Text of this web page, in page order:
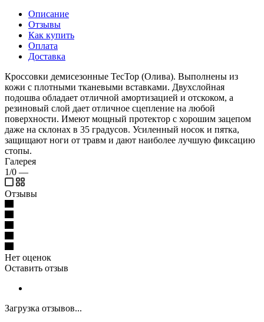
Описание
Отзывы
Как купить
Оплата
Доставка
Кроссовки демисезонные ТесТор (Олива). Выполнены из
кожи с плотными тканевыми вставками. Двухслойная
подошва обладает отличной амортизацией и отскоком, а
резиновый слой дает отличное сцепление на любой
поверхности. Имеют мощный протектор с хорошим зацепом
даже на склонах в 35 градусов. Усиленный носок и пятка,
защищают ноги от травм и дают наиболее лучшую фиксацию
стопы.
Галерея
1/0 —
Отзывы
Нет оценок
Оставить отзыв
Загрузка отзывов...